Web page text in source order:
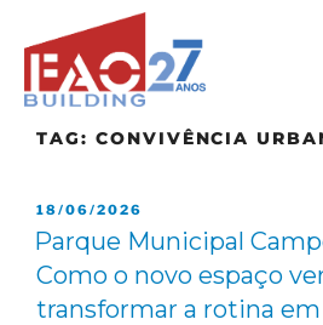
TAG: CONVIVÊNCIA
18/06/2026
Parque Municipal
Como o novo espaço
transformar a rotina